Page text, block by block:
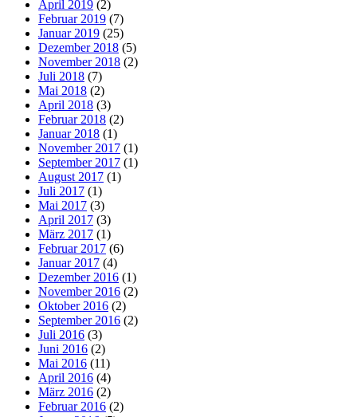
April 2019 (2)
Februar 2019 (7)
Januar 2019 (25)
Dezember 2018 (5)
November 2018 (2)
Juli 2018 (7)
Mai 2018 (2)
April 2018 (3)
Februar 2018 (2)
Januar 2018 (1)
November 2017 (1)
September 2017 (1)
August 2017 (1)
Juli 2017 (1)
Mai 2017 (3)
April 2017 (3)
März 2017 (1)
Februar 2017 (6)
Januar 2017 (4)
Dezember 2016 (1)
November 2016 (2)
Oktober 2016 (2)
September 2016 (2)
Juli 2016 (3)
Juni 2016 (2)
Mai 2016 (11)
April 2016 (4)
März 2016 (2)
Februar 2016 (2)